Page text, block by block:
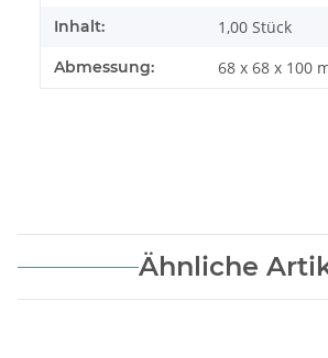
Inhalt: 1,00 Stück
Abmessung: 68 x 68 x 100
Ähnliche